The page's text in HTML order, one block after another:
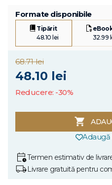
Formate disponibile
Tipărit
48.10 lei
32.99
68.71 lei
48.10 lei
Reducere: -30%
Adaugă
Termen estimativ de
Livrare gratuită pentru